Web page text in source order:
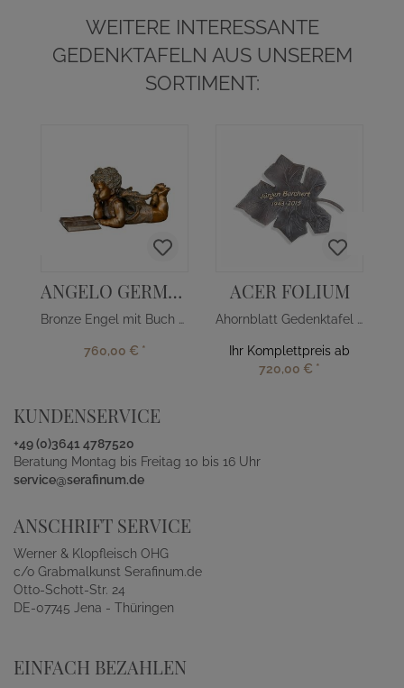
WEITERE INTERESSANTE
GEDENKTAFELN AUS UNSEREM
SORTIMENT:
ANGELO GERMANICA
Bronze Engel mit Buch - deutsch
760,00 € *
ACER FOLIUM
Ahornblatt Gedenktafel aus Bronze
Ihr Komplettpreis ab
720,00 € *
KUNDENSERVICE
+49 (0)3641 4787520
Beratung Montag bis Freitag 10 bis 16 Uhr
service@serafinum.de
ANSCHRIFT SERVICE
Werner & Klopfleisch OHG
c/o Grabmalkunst Serafinum.de
Otto-Schott-Str. 24
DE-07745 Jena - Thüringen
EINFACH BEZAHLEN